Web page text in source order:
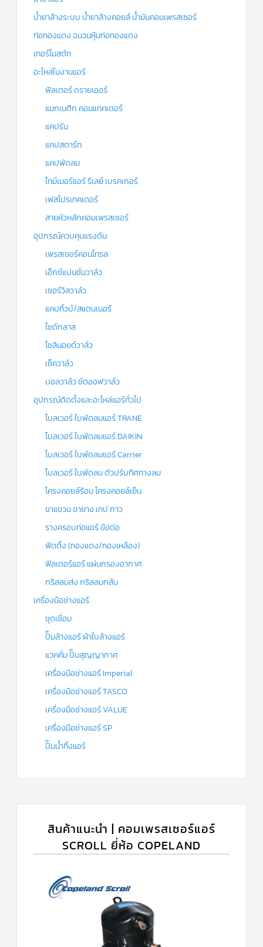
น้ำยาล้างระบบ น้ำยาล้างคอยล์ น้ำมันคอมเพรสเซอร์
ท่อทองแดง ฉนวนหุ้มท่อทองแดง
เทอร์โมสตัท
อะไหล่ในงานแอร์
ฟิลเตอร์ ดรายเออร์
แมกเนติก คอนแทคเตอร์
แคปรัน
แคปสตาร์ท
แคปพัดลม
ไทม์เมอร์แอร์ รีเลย์ เบรคเกอร์
เฟสโปรเทคเตอร์
สายหัวหลักคอมเพรสเซอร์
อุปกรณ์ควบคุมแรงดัน
เพรสเชอร์คอนโทรล
เอ็กซ์แปนชั่นวาล์ว
เซอร์วิสวาล์ว
แคปทิ้วบ์/สแตนเนอร์
ไซด์กลาส
โซลินอยด์วาล์ว
เช็ควาล์ว
บอลวาล์ว ชัตออฟวาล์ว
อุปกรณ์ติดตั้งและอะไหล่แอร์ทั่วไป
โบลเวอร์ ใบพัดลมแอร์ TRANE
โบลเวอร์ ใบพัดลมแอร์ DAIKIN
โบลเวอร์ ใบพัดลมแอร์ Carrier
โบลเวอร์ ใบพัดลม ตัวปรับทิศทางลม
โครงคอยล์ร้อน โครงคอยล์เย็น
ขาแขวน ขายาง เทป กาว
รางครอบท่อแอร์ ข้อต่อ
ฟิตติ้ง (ทองแดง/ทองเหลือง)
ฟิลเตอร์แอร์ แผ่นกรองอากาศ
กริลลมส่ง กริลลมกลับ
เครื่องมือช่างแอร์
ชุดเชื่อม
ปั๊มล้างแอร์ ผ้าใบล้างแอร์
แวคคั่ม ปั๊มสุญญากาศ
เครื่องมือช่างแอร์ Imperial
เครื่องมือช่างแอร์ TASCO
เครื่องมือช่างแอร์ VALUE
เครื่องมือช่างแอร์ SP
ปั๊มน้ำทิ้งแอร์
สินค้าแนะนำ | คอมเพรสเซอร์แอร์
SCROLL ยี่ห้อ COPELAND